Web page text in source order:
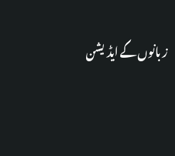
زبانوں کے ایڈیشن